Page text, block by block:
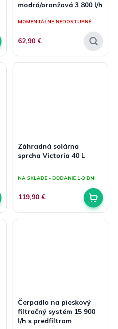
o
modrá/oranžová 3 800 l/h
MOMENTÁLNE NEDOSTUPNÉ
62,90 €
Záhradná solárna
sprcha Victoria 40 L
hodnotenie
5,0
5
NA SKLADE - DODANIE 1-3 DNI
119,90 €
Čerpadlo na pieskový
filtračný systém 15 900
l/h s predfiltrom